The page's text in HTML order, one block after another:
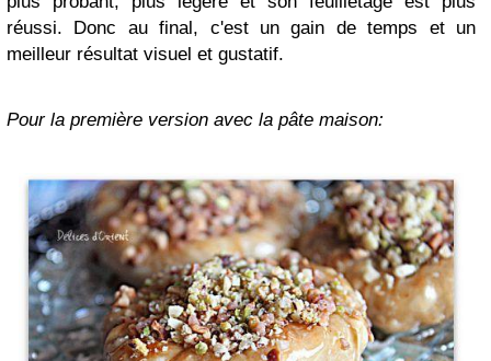
réussi. Donc au final, c'est un gain de temps et un
meilleur résultat visuel et gustatif.
Pour la première version avec la pâte maison: